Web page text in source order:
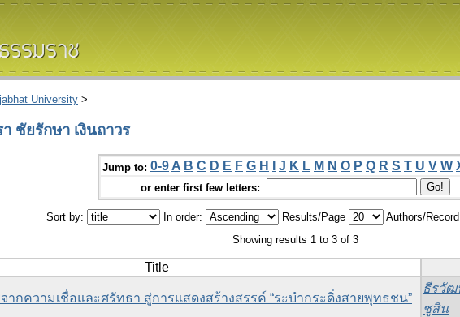
University >
ชัยรักษา เงินถาวร
Jump to: 0-9 A B C D E F G H J K L M N O P Q R S T U V W
or enter first few letters:
Sort by: In order: Results/Page
Authors/
Showing results 1 to 3 of 3
Title
ากความเชื่อและศรัทธา สู่การแสดงสร้างสรรค์ “ระบำกระดิ่งสายพุทธชน”
ธีรวัฒ
ชูสิน